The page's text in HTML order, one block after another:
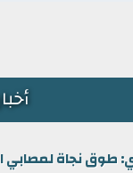
طوق نجاة